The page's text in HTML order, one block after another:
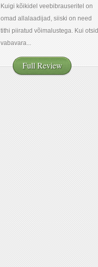
Kuigi kõikidel veebibrauseritel on
omad allalaadijad, siiski on need
tithi piiratud võimalustega. Kui otsid
vabavara...
Full Review